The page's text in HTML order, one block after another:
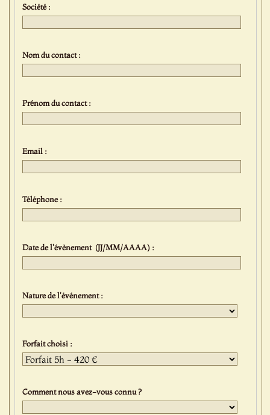
Société :
Nom du contact :
Prénom du contact :
Email :
Téléphone :
Date de l'évènement (JJ/MM/AAAA) :
Nature de l'événement :
Forfait choisi :
Comment nous avez-vous connu ?